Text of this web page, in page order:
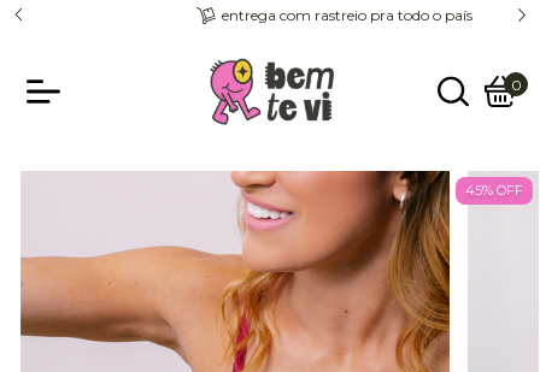
entrega com rastreio pra todo o país
0
45% OFF